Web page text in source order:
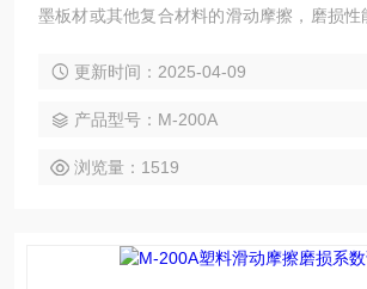
墨板材或其他复合材料的滑动摩擦，磨损性
更新时间：2025-04-09
产品型号：M-200A
浏览量：1519